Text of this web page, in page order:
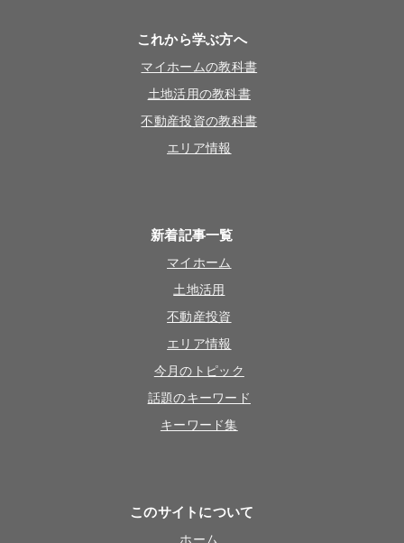
これから学ぶ方へ
マイホームの教科書
土地活用の教科書
不動産投資の教科書
エリア情報
新着記事一覧
マイホーム
土地活用
不動産投資
エリア情報
今月のトピック
話題のキーワード
キーワード集
このサイトについて
ホーム